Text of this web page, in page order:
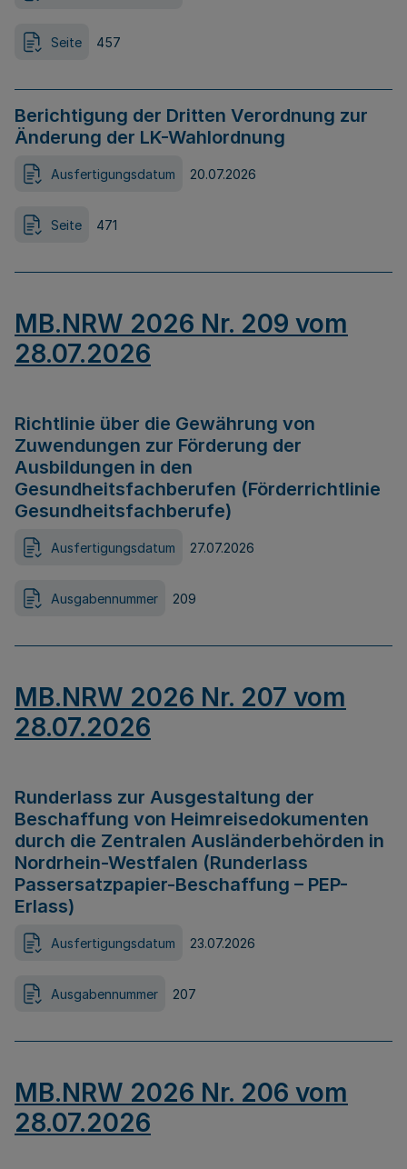
Seite 457
Berichtigung der Dritten Verordnung zur
Änderung der LK-Wahlordnung
Ausfertigungsdatum 20.07.2026
Seite 471
MB.NRW 2026 Nr. 209 vom
28.07.2026
Richtlinie über die Gewährung von
Zuwendungen zur Förderung der
Ausbildungen in den
Gesundheitsfachberufen (Förderrichtlinie
Gesundheitsfachberufe)
Ausfertigungsdatum 27.07.2026
Ausgabennummer 209
MB.NRW 2026 Nr. 207 vom
28.07.2026
Runderlass zur Ausgestaltung der
Beschaffung von Heimreisedokumenten
durch die Zentralen Ausländerbehörden in
Nordrhein-Westfalen (Runderlass
Passersatzpapier-Beschaffung – PEP-
Erlass)
Ausfertigungsdatum 23.07.2026
Ausgabennummer 207
MB.NRW 2026 Nr. 206 vom
28.07.2026